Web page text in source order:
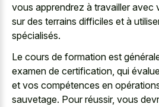
vous apprendrez à travailler avec
sur des terrains difficiles et à
spécialisés.
Le cours de formation est
examen de certification, qui
et vos compétences en
sauvetage. Pour réussir, vous